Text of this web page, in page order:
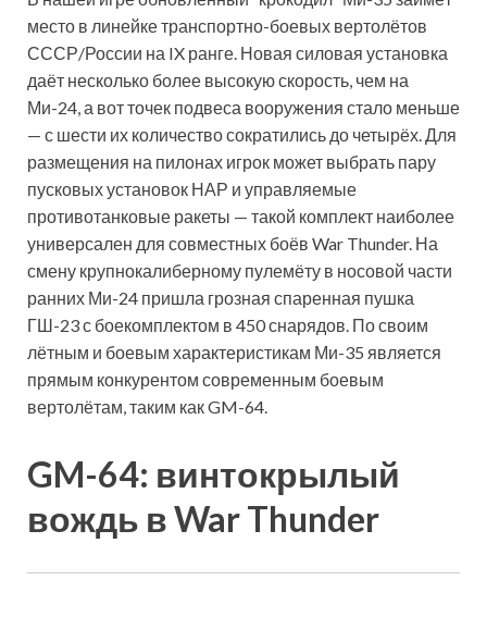
место в линейке транспортно-боевых вертолётов
СССР/России на IX ранге. Новая силовая установка
даёт несколько более высокую скорость, чем на
Ми-24, а вот точек подвеса вооружения стало меньше
— с шести их количество сократились до четырёх. Для
размещения на пилонах игрок может выбрать пару
пусковых установок НАР и управляемые
противотанковые ракеты — такой комплект наиболее
универсален для совместных боёв War Thunder. На
смену крупнокалиберному пулемёту в носовой части
ранних Ми-24 пришла грозная спаренная пушка
ГШ-23 с боекомплектом в 450 снарядов. По своим
лётным и боевым характеристикам Ми-35 является
прямым конкурентом современным боевым
вертолётам, таким как GM-64.
GM-64: винтокрылый
вождь в War Thunder